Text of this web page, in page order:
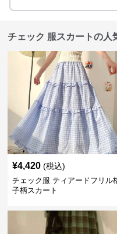
チェック 服スカートの人
¥4,420 (税込)
チェック服 ティアードフリル
子柄スカート